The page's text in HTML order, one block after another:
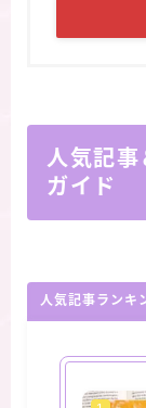
人気記事
ガイド
人気記事ランキ